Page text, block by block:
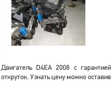
Двигатель D4EA 2008 с
откруток. Узнать цену можно